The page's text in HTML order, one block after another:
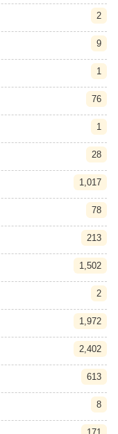
2
9
1
76
1
28
1,017
78
213
1,502
2
1,972
2,402
613
8